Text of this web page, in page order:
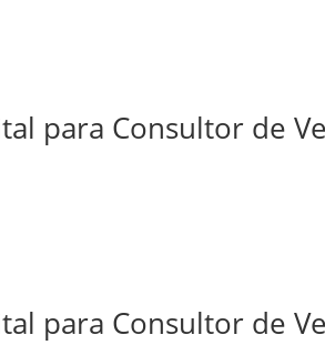
para Consultor de
para Consultor de